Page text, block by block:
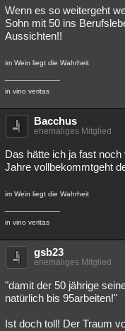
Übersichten
Besucht
Lesenswert
Wenn es so weitergeht
Sohn mit 50 ins
Aussichten!!
im Wein liegt die Wahrheit
in vino veritas
Bacchus
ehemaliges Mitglied
Das hätte ich ja fast
Jahre vollbekommtgeht
im Wein liegt die Wahrheit
in vino veritas
gsb23
ehemaliges Mitglied
"damit der 50 jährige
natürlich bis 95arbeiten!"
Ist doch toll! Der Traum